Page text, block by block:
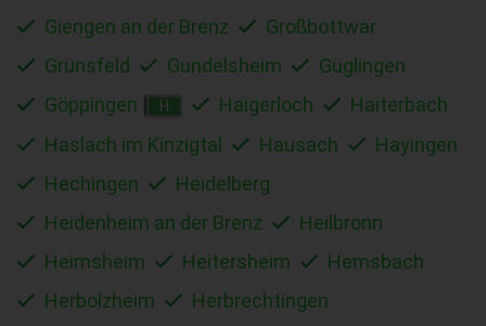
Giengen an der Brenz
Großbottwar
Grünsfeld
Gundelsheim
Güglingen
Göppingen
H Haigerloch
Haiterbach
Haslach im Kinzigtal
Hausach
Hayingen
Hechingen
Heidelberg
Heidenheim an der Brenz
Heilbronn
Heimsheim
Heitersheim
Hemsbach
Herbolzheim
Herbrechtingen